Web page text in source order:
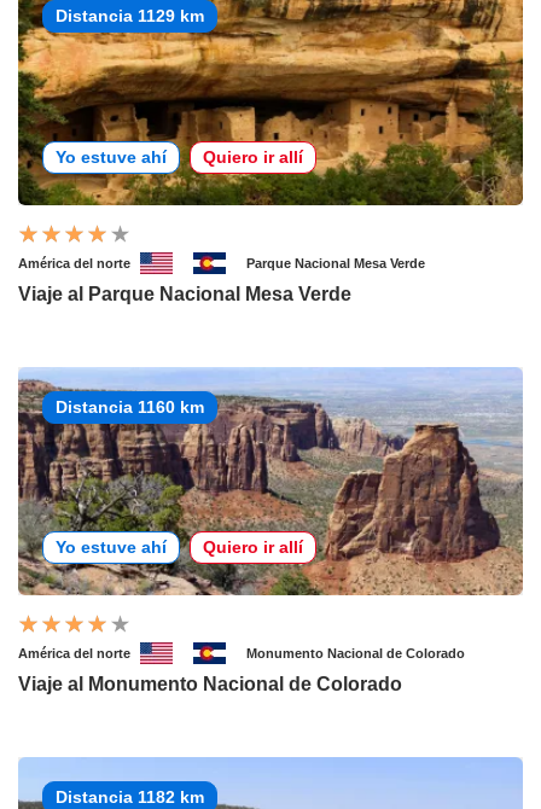
Distancia 1129 km
Yo estuve ahí Quiero ir allí
América del norte Parque Nacional Mesa Verde
Viaje al Parque Nacional Mesa Verde
Distancia 1160 km
Yo estuve ahí Quiero ir allí
América del norte Monumento Nacional de Colorado
Viaje al Monumento Nacional de Colorado
Distancia 1182 km